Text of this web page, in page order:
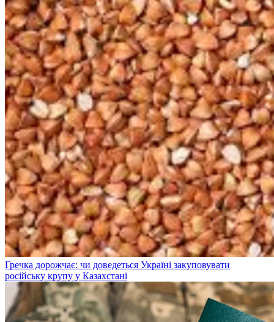
Гречка дорожчає: чи доведеться Україні закуповувати
російську крупу у Казахстані